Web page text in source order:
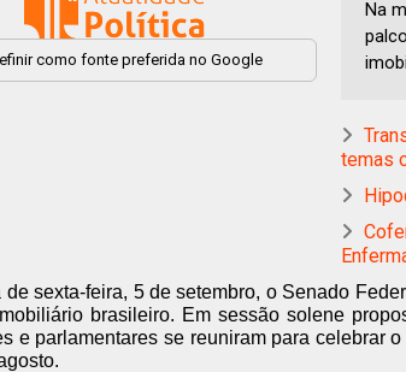
como fonte preferida no Google
Na
temas
de sexta-feira, 5 de setembro, o Senado
brasileiro. Em sessão solene
e parlamentares se reuniram para celebrar